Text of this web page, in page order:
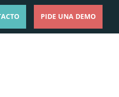
PIDE UNA DEMO